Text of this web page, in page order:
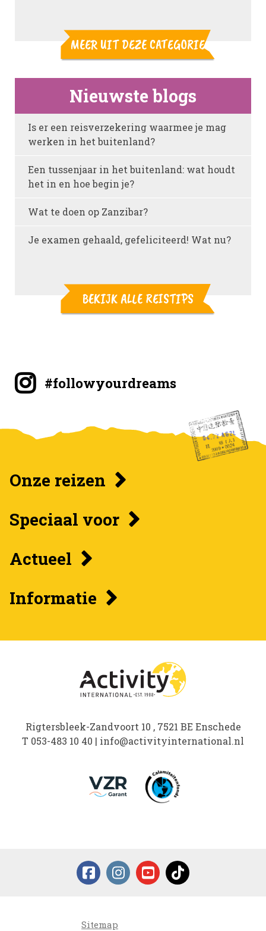
MEER UIT DEZE CATEGORIE
Nieuwste blogs
Is er een reisverzekering waarmee je mag
werken in het buitenland?
Een tussenjaar in het buitenland: wat houdt
het in en hoe begin je?
Wat te doen op Zanzibar?
Je examen gehaald, gefeliciteerd! Wat nu?
BEKIJK ALLE REISTIPS
#followyourdreams
Onze reizen
Speciaal voor
Actueel
Informatie
Rigtersbleek-Zandvoort 10 , 7521 BE Enschede
T 053-483 10 40 | info@activityinternational.nl
Sitemap